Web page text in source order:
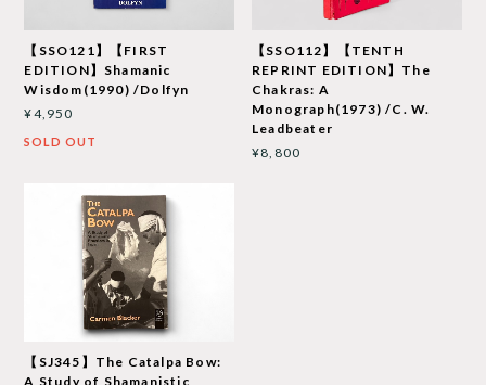
【SSO121】【FIRST
EDITION】Shamanic
Wisdom(1990) /Dolfyn
¥4,950
SOLD OUT
【SSO112】【TENTH
REPRINT EDITION】The
Chakras: A
Monograph(1973) /C. W.
Leadbeater
¥8,800
【SJ345】The Catalpa Bow:
A Study of Shamanistic